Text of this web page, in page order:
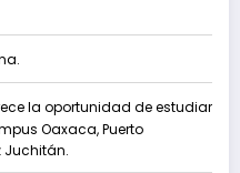
la oportunidad de estudiar
Oaxaca, Puerto
Juchitán.